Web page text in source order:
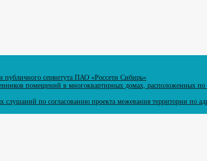
сервитута ПАО «Россети Сибирь»
помещений в многоквартирных домах, расположенных по
по согласованию проекта межевания территории по